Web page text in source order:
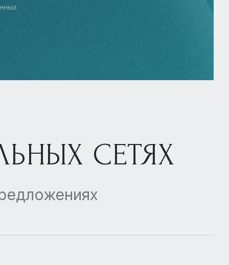
СЕТЯХ